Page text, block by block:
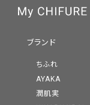
ブランド
ちふれ
AYAKA
潤肌実